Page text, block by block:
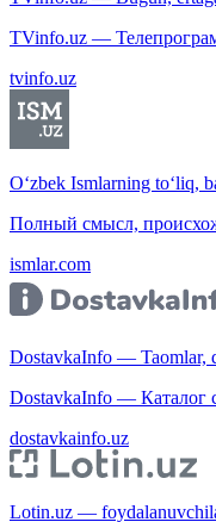
TVinfo.uz —
tvinfo.uz
O‘zbek Ismlarning to‘liq,
Полный смысл,
ismlar.com
DostavkaInfo — Taomlar,
DostavkaInfo — Каталог
dostavkainfo.uz
Lotin.uz —